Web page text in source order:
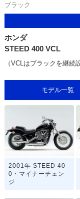
ブラック
ホンダ
STEED 400 VCL
（VCLはブラックを継続
モデル一覧
2001年 STEED 40
0・マイナーチェン
ジ